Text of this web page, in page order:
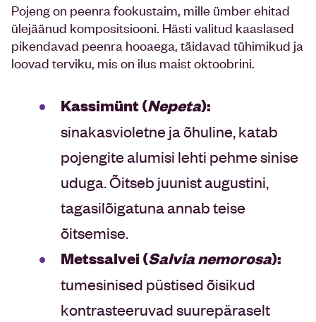
Pojeng on peenra fookustaim, mille ümber ehitad
ülejäänud kompositsiooni. Hästi valitud kaaslased
pikendavad peenra hooaega, täidavad tühimikud ja
loovad terviku, mis on ilus maist oktoobrini.
Kassimünt (Nepeta):
sinakasvioletne ja õhuline, katab
pojengite alumisi lehti pehme sinise
uduga. Õitseb juunist augustini,
tagasilõigatuna annab teise
õitsemise.
Metssalvei (Salvia nemorosa):
tumesinised püstised õisikud
kontrasteeruvad suurepäraselt